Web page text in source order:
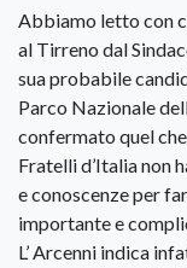
Abbiamo letto con
al Tirreno dal
sua probabile
Parco Nazionale
confermato quel
Fratelli d’Italia non
e conoscenze per
importante e
L’ Arcenni indica